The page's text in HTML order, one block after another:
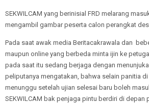
SEKWILCAM yang berinisial FRD melarang
mengambil gambar peserta calon perangkat
Pada saat awak media Beritacakrawala dan
maupun online yang berbeda minta ijin ke
pada saat itu sedang berjaga dengan
peliputanya mengatakan, bahwa selain panitia
menunggu setelah ujian selesai baru boleh
SEKWILCAM bak penjaga pintu berdiri di depan